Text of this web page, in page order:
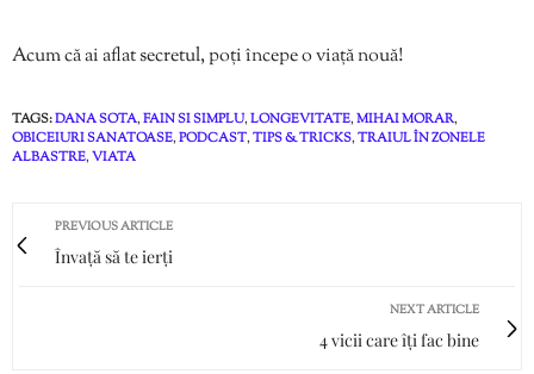
Acum că ai aflat secretul, poți începe o viață nouă!
TAGS:DANA SOTA,FAIN SI SIMPLU,LONGEVITATE,MIHAI MORAR,
OBICEIURI SANATOASE,PODCAST,TIPS & TRICKS,TRAIUL ÎN ZONELE
ALBASTRE,VIATA
PREVIOUS ARTICLE
Învață să te ierți
NEXT ARTICLE
4 vicii care îți fac bine